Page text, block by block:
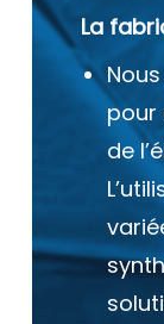
La
pour
de